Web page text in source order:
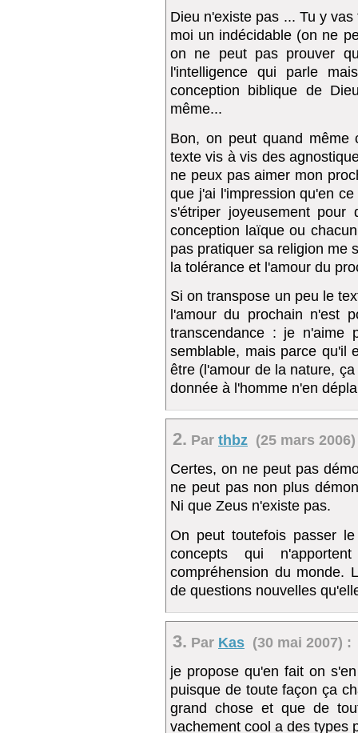
Dieu n'existe pas ... Tu y
moi un indécidable (on ne
on ne peut pas prouver
l'intelligence qui parle
conception biblique de
même...
Bon, on peut quand même
texte vis à vis des
ne peux pas aimer mon
que j'ai l'impression qu'en
s'étriper joyeusement pour
conception laïque ou
pas pratiquer sa religion me
la tolérance et l'amour du
Si on transpose un peu le
l'amour du prochain n'est
transcendance : je n'aime
semblable, mais parce qu'il
être (l'amour de la nature,
donnée à l'homme n'en
2. Par thbz (25 mars
Certes, on ne peut pas
ne peut pas non plus
Ni que Zeus n'existe pas.
On peut toutefois passer
concepts qui
compréhension du monde.
de questions nouvelles
3. Par Kas (30 mai 2007) :
je propose qu'en fait on
puisque de toute façon ça
grand chose et que de
vachement cool a des types